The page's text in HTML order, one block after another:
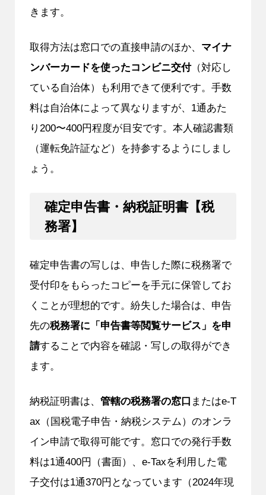
きます。
取得方法は窓口での直接申請のほか、 マイナ
ンバーカードを使ったコンビニ交付（対応し
ている自治体）も利用できて便利です。手数
料は自治体によって異なりますが、1通あた
り200〜400円程度が目安です。本人確認書類
（運転免許証など）を持参するようにしまし
ょう。
確定申告書・納税証明書【税
務署】
確定申告書の写しは、申告した際に税務署で
受付印をもらったコピーを手元に保管してお
くことが理想的です。紛失した場合は、申告
先の税務署に「申告書等閲覧サービス」を申
請することで内容を確認・写しの取得ができ
ます。
納税証明書は、 管轄の税務署の窓口 またはe-T
ax（国税電子申告・納税システム）のオンラ
イン申請で取得可能です。窓口での発行手数
料は1通400円（書面）、e-Taxを利用した電
子交付は1通370円となっています（2024年現